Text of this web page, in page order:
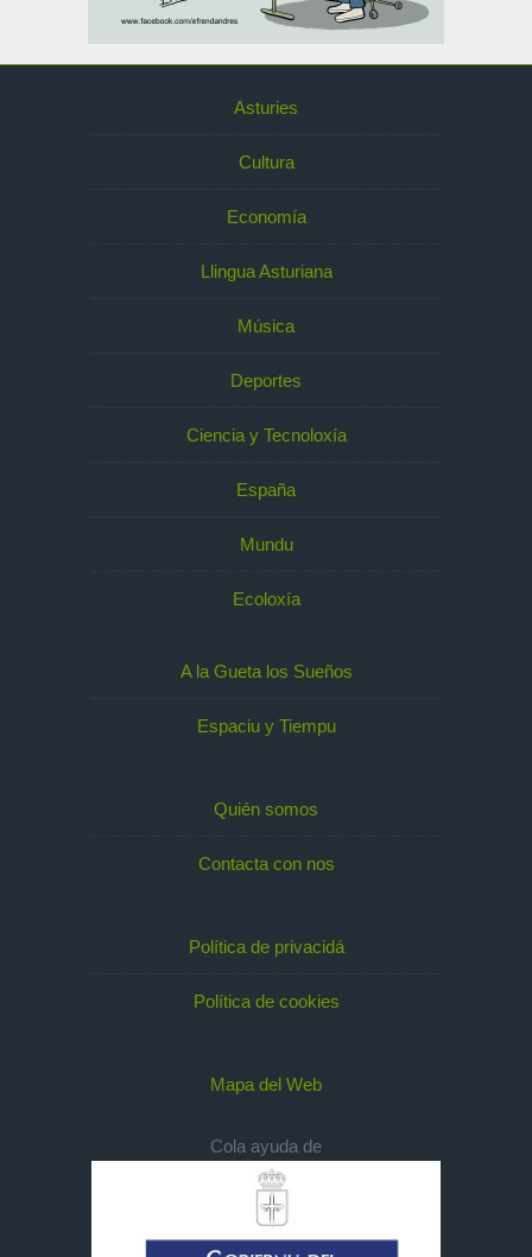
Asturies
Cultura
Economía
Llingua Asturiana
Música
Deportes
Ciencia y Tecnoloxía
España
Mundu
Ecoloxía
A la Gueta los Sueños
Espaciu y Tiempu
Quién somos
Contacta con nos
Política de privacidá
Política de cookies
Mapa del Web
Cola ayuda de